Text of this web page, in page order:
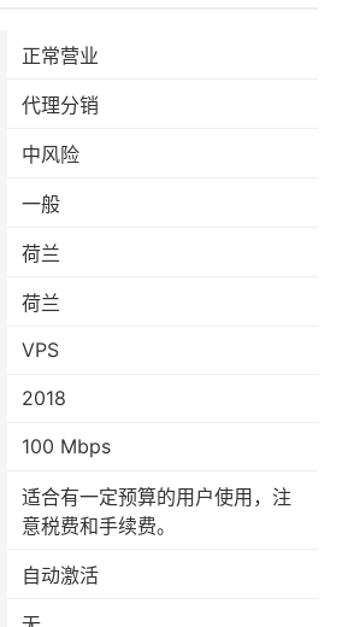
正常营业
代理分销
中风险
一般
荷兰
荷兰
VPS
2018
100 Mbps
适合有一定预算的用户使用，注
意税费和手续费。
自动激活